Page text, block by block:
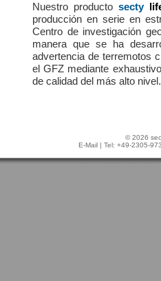
Nuestro productosecty
producción en serie en
Centro de investigación
manera que se ha
advertencia de terremotos
el GFZ mediante
de calidad del más alto nivel.
© 2026
E-Mail | Tel: +49-2305-